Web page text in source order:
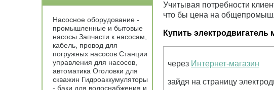
Учитывая потребности
что бы цена на
Купить электродвигатель
через Интернет-магазин
зайдя на страницу
Насосное оборудование -
промышленные и бытовые
насосы Запчасти к насосам,
кабель, провод для
погружных насосов Станции
управления для насосов,
автоматика Оголовки для
скважин Гидроаккумуляторы
- баки для водоснабжения и